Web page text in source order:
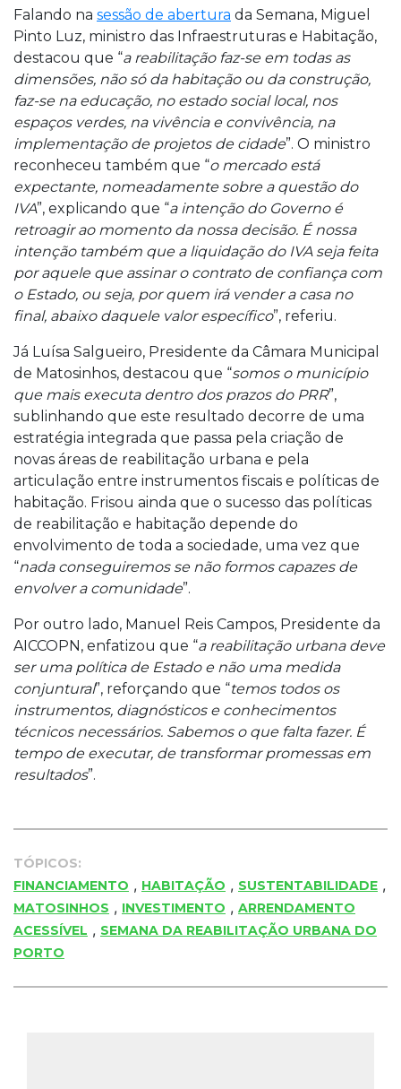
Falando na sessão de abertura da Semana, Miguel
Pinto Luz, ministro das Infraestruturas e Habitação,
destacou que “a reabilitação faz-se em todas as
dimensões, não só da habitação ou da construção,
faz-se na educação, no estado social local, nos
espaços verdes, na vivência e convivência, na
implementação de projetos de cidade”. O ministro
reconheceu também que “o mercado está
expectante, nomeadamente sobre a questão do
IVA”, explicando que “a intenção do Governo é
retroagir ao momento da nossa decisão. É nossa
intenção também que a liquidação do IVA seja feita
por aquele que assinar o contrato de confiança com
o Estado, ou seja, por quem irá vender a casa no
final, abaixo daquele valor específico”, referiu.
Já Luísa Salgueiro, Presidente da Câmara Municipal
de Matosinhos, destacou que “somos o município
que mais executa dentro dos prazos do PRR”,
sublinhando que este resultado decorre de uma
estratégia integrada que passa pela criação de
novas áreas de reabilitação urbana e pela
articulação entre instrumentos fiscais e políticas de
habitação. Frisou ainda que o sucesso das políticas
de reabilitação e habitação depende do
envolvimento de toda a sociedade, uma vez que
“nada conseguiremos se não formos capazes de
envolver a comunidade”.
Por outro lado, Manuel Reis Campos, Presidente da
AICCOPN, enfatizou que “areabilitação urbana deve
ser uma política de Estado e não uma medida
conjuntural”, reforçando que “temos todos os
instrumentos, diagnósticos e conhecimentos
técnicos necessários. Sabemos o que falta fazer. É
tempo de executar, de transformar promessas em
resultados”.
TÓPICOS:
FINANCIAMENTO , HABITAÇÃO , SUSTENTABILIDADE ,
MATOSINHOS , INVESTIMENTO , ARRENDAMENTO
ACESSÍVEL , SEMANA DA REABILITAÇÃO URBANA DO
PORTO